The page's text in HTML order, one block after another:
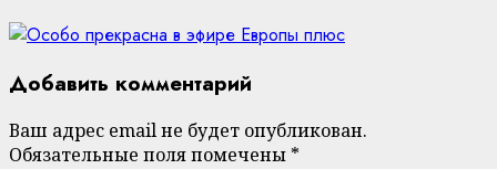
Добавить комментарий
Ваш адрес email не будет опубликован.
Обязательные поля помечены *